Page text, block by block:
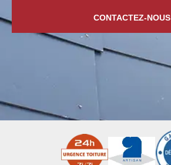
CONTACTEZ-NOUS